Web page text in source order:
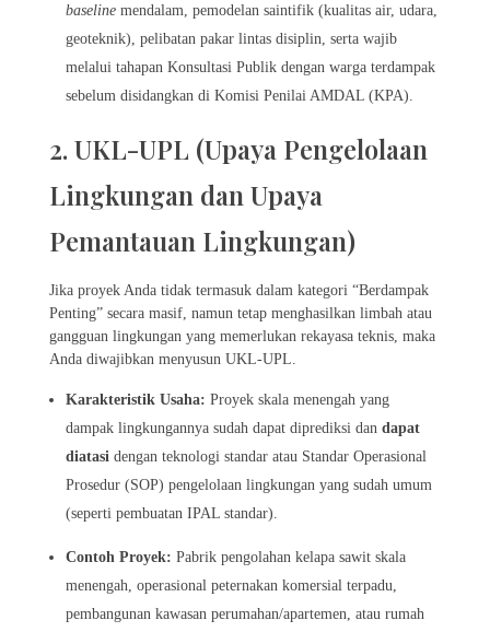
baseline mendalam, pemodelan saintifik (kualitas air, udara,
geoteknik), pelibatan pakar lintas disiplin, serta wajib
melalui tahapan Konsultasi Publik dengan warga terdampak
sebelum disidangkan di Komisi Penilai AMDAL (KPA).
2. UKL-UPL (Upaya Pengelolaan
Lingkungan dan Upaya
Pemantauan Lingkungan)
Jika proyek Anda tidak termasuk dalam kategori “Berdampak
Penting” secara masif, namun tetap menghasilkan limbah atau
gangguan lingkungan yang memerlukan rekayasa teknis, maka
Anda diwajibkan menyusun UKL-UPL.
Karakteristik Usaha: Proyek skala menengah yang
dampak lingkungannya sudah dapat diprediksi dandapat
diatasi dengan teknologi standar atau Standar Operasional
Prosedur (SOP) pengelolaan lingkungan yang sudah umum
(seperti pembuatan IPAL standar).
Contoh Proyek: Pabrik pengolahan kelapa sawit skala
menengah, operasional peternakan komersial terpadu,
pembangunan kawasan perumahan/apartemen, atau rumah